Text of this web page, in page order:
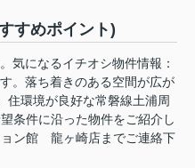
すめポイント)
気になるイチオシ物件情報：
。落ち着きのある空間が広が
住環境が良好な常磐線土浦周
条件に沿った物件をご紹介し
ョン館 龍ヶ崎店までご連絡下